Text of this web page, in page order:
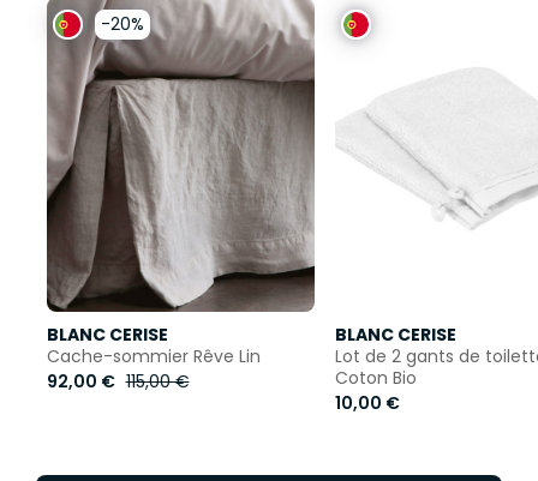
-20%
BLANC CERISE
Cache-sommier Rêve Lin
92,00 € 115,00 €
BLANC CERISE
Lot de 2 gants de
Coton Bio
10,00 €